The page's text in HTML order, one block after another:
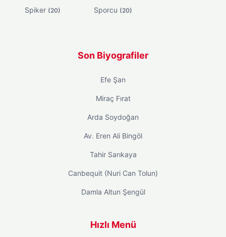
Spiker (20) Sporcu (20)
Son Biyografiler
Efe Şan
Miraç Fırat
Arda Soydoğan
Av. Eren Ali Bingöl
Tahir Sarıkaya
Canbequit (Nuri Can Tolun)
Damla Altun Şengül
Hızlı Menü